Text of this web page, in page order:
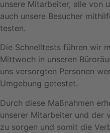
unsere Mitarbeiter, alle von
auch unsere Besucher
testen.
Die Schnelltests führen wir
Mittwoch in unseren
uns versorgten Personen
Umgebung getestet.
Durch diese Maßnahmen
unserer Mitarbeiter und der
zu sorgen und somit die